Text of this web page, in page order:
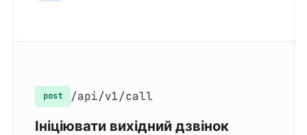
post /api/v1/call
Ініціювати вихідний дзвінок